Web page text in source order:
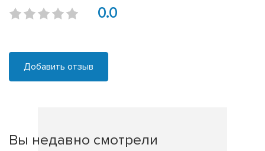
0.0
Добавить отзыв
Вы недавно смотрели